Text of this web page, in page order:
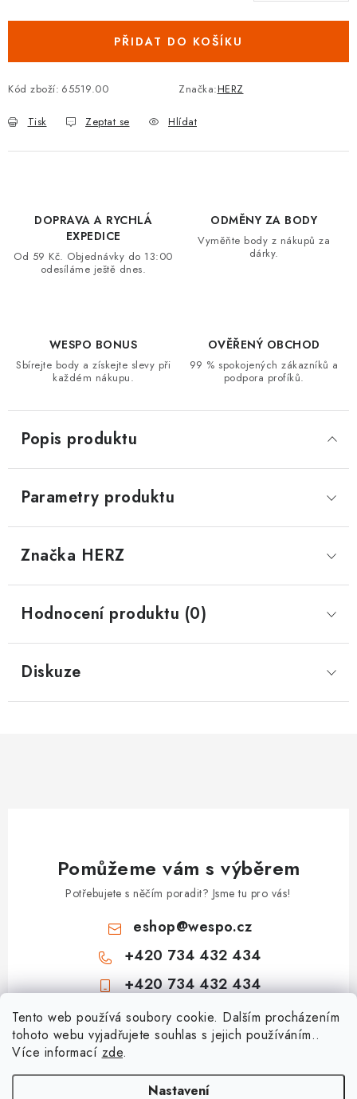
Tento web používá soubory cookie. Dalším procházením
tohoto webu vyjadřujete souhlas s jejich používáním..
Více informací zde.
Nastavení
VRÁCENÍ ZBOŽÍ A REKLAMACE
MOJE OBJEDNÁVKA
ZNAČKY
Podmínky ochrany osobních údajů
Moje objednávka
PŘIDAT DO KOŠÍKU
Kód zboží: 65519.00 Značka:HERZ
Tisk Zeptat se Hlídat
DOPRAVA A RYCHLÁ
EXPEDICE
Od 59 Kč. Objednávky do 13:00
odesíláme ještě dnes.
ODMĚNY ZA BODY
Vyměňte body z nákupů za
dárky.
WESPO BONUS
Sbírejte body a získejte slevy při
každém nákupu.
OVĚŘENÝ OBCHOD
99 % spokojených zákazníků a
podpora profíků.
Popis produktu
Parametry produktu
Značka HERZ
Hodnocení produktu (0)
Diskuze
Pomůžeme vám s výběrem
Potřebujete s něčím poradit? Jsme tu pro vás!
eshop@wespo.cz
+420 734 432 434
+420 734 432 434
Informace pro vás